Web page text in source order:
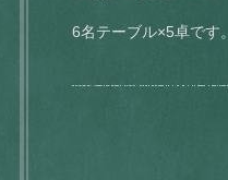
6名テーブル×5卓です。